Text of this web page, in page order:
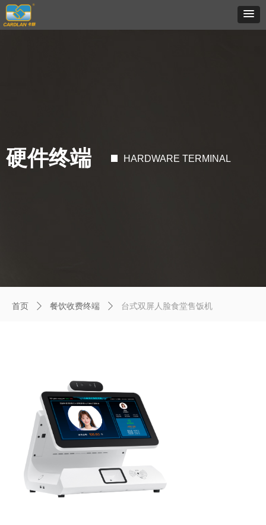
硬件终端 HARDWARE TERMINAL
首页 ꄲ 餐饮收费终端 ꄲ 台式双屏人脸食堂售饭机